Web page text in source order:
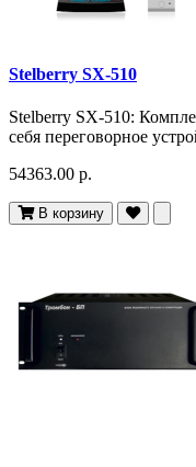
Stelberry SX-510
Stelberry SX-510:
себя переговорное
54363.00 р.
В корзину